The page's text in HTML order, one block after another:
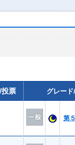
票 グレー
第